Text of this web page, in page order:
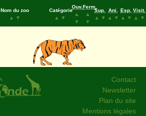
Nom du zoo
▲
▼
Catégorie
▲
▼
Ouv.
▲
▼
Ferm.
▲
▼
Sup.
▲
▼
Ani.
▲
▼
Esp.
▲
▼
Visit.
▲
▼
Contact
Newsletter
Plan du site
Mentions légales